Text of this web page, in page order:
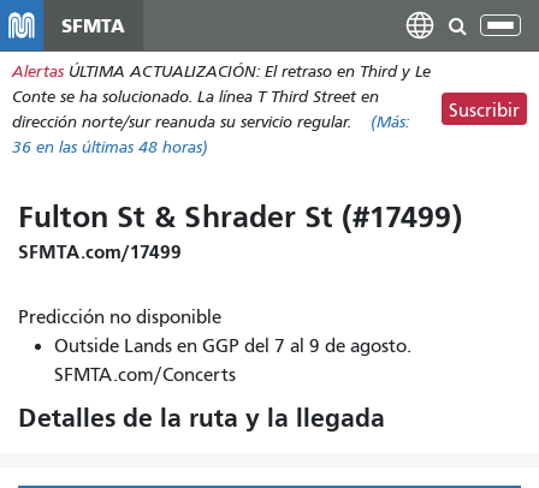
contenido
principal
SFMTA
Alertas ÚLTIMA ACTUALIZACIÓN: El retraso en Third y Le
Conte se ha solucionado. La línea T Third Street en
dirección norte/sur reanuda su servicio regular.
(Más:
36 en las últimas 48 horas)
Suscribir
Fulton St & Shrader St (#17499)
SFMTA.com/17499
Predicción no disponible
Outside Lands en GGP del 7 al 9 de agosto.
SFMTA.com/Concerts
Detalles de la ruta y la llegada